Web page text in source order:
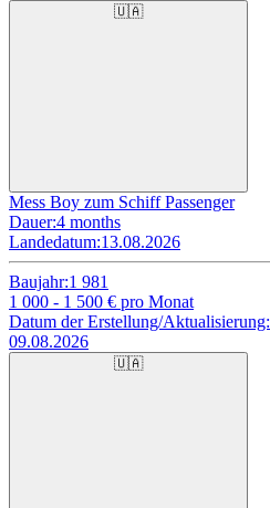
🇺🇦
Mess Boy zum Schiff Passenger
Dauer:4 months
Landedatum:13.08.2026
Baujahr:1 981
1 000 - 1 500 € pro Monat
Datum der Erstellung/Aktualisierung:
09.08.2026
🇺🇦